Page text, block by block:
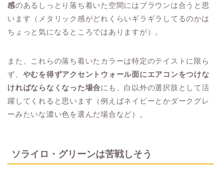
感のあるしっとり落ち着いた空間にはブラウンは合うと思
います（メタリック感がどれくらいギラギラしてるのかは
ちょっと気になるところではありますが）。
また、これらの落ち着いたカラーは特定のテイストに限ら
ず、 やむを得ずアクセントウォール面にエアコンをつけな
ければならなくなった場合にも、白以外の選択肢として活
躍してくれると思います（例えばネイビーとかダークグレ
ーみたいな濃い色を選んだ場合など）。
ソライロ・グリーンは苦戦しそう